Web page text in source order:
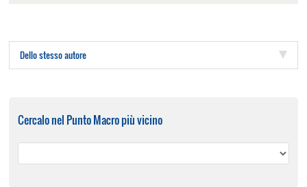
Dello stesso autore
Cercalo nel Punto Macro più vicino